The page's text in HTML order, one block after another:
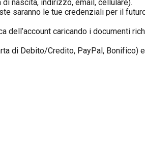
nascita, indirizzo, email, cellulare).
saranno le tue credenziali per il
caricando i documenti
di Debito/Credito, PayPal, Bonifico)